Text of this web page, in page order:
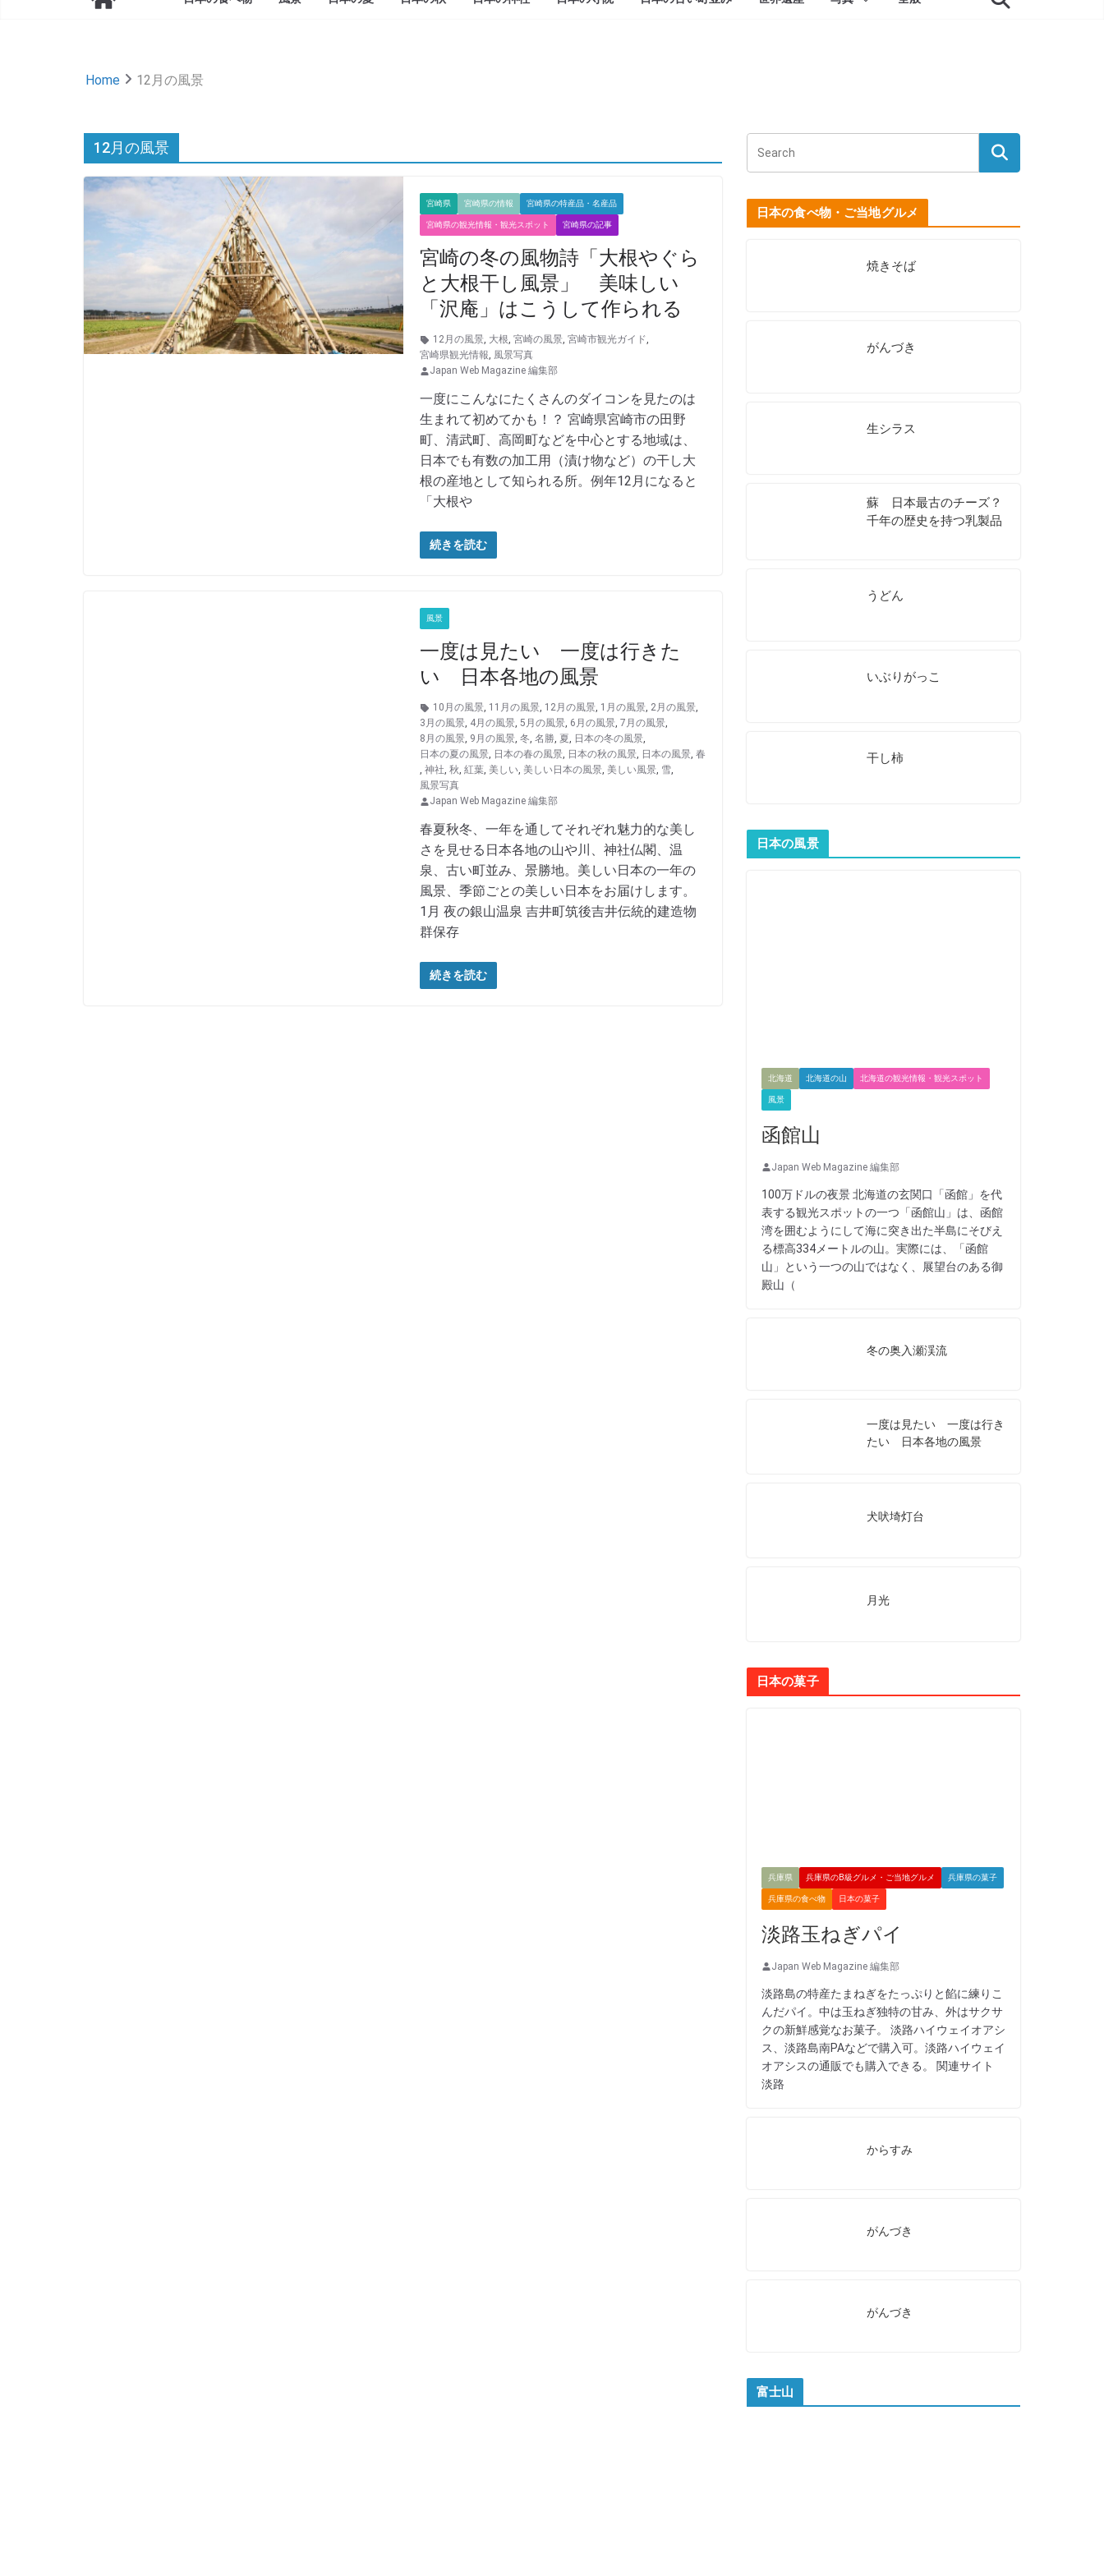
Home 12月の風景
12月の風景
宮崎県 宮崎県の情報 宮崎県の特産品・名産品
宮崎県の観光情報・観光スポット 宮崎県の記事
宮崎の冬の風物詩「大根やぐら
と大根干し風景」 美味しい
「沢庵」はこうして作られる
12月の風景, 大根, 宮崎の風景, 宮崎市観光ガイド,
宮崎県観光情報, 風景写真
Japan Web Magazine 編集部
一度にこんなにたくさんのダイコンを見たのは
生まれて初めてかも！？ 宮崎県宮崎市の田野
町、清武町、高岡町などを中心とする地域は、
日本でも有数の加工用（漬け物など）の干し大
根の産地として知られる所。例年12月になると
「大根や
続きを読む
風景
一度は見たい 一度は行きた
い 日本各地の風景
10月の風景, 11月の風景, 12月の風景, 1月の風景, 2月の風景,
3月の風景, 4月の風景, 5月の風景, 6月の風景, 7月の風景,
8月の風景, 9月の風景, 冬, 名勝, 夏, 日本の冬の風景,
日本の夏の風景, 日本の春の風景, 日本の秋の風景, 日本の風景, 春
, 神社, 秋, 紅葉, 美しい, 美しい日本の風景, 美しい風景, 雪,
風景写真
Japan Web Magazine 編集部
春夏秋冬、一年を通してそれぞれ魅力的な美し
さを見せる日本各地の山や川、神社仏閣、温
泉、古い町並み、景勝地。美しい日本の一年の
風景、季節ごとの美しい日本をお届けします。
1月 夜の銀山温泉 吉井町筑後吉井伝統的建造物
群保存
続きを読む
日本の食べ物・ご当地グルメ
焼きそば
がんづき
生シラス
蘇 日本最古のチーズ？
千年の歴史を持つ乳製品
うどん
いぶりがっこ
干し柿
日本の風景
北海道 北海道の山 北海道の観光情報・観光スポット
風景
函館山
Japan Web Magazine 編集部
100万ドルの夜景 北海道の玄関口「函館」を代
表する観光スポットの一つ「函館山」は、函館
湾を囲むようにして海に突き出た半島にそびえ
る標高334メートルの山。実際には、「函館
山」という一つの山ではなく、展望台のある御
殿山（
冬の奥入瀬渓流
一度は見たい 一度は行き
たい 日本各地の風景
犬吠埼灯台
月光
日本の菓子
兵庫県 兵庫県のB級グルメ・ご当地グルメ 兵庫県の菓子
兵庫県の食べ物 日本の菓子
淡路玉ねぎパイ
Japan Web Magazine 編集部
淡路島の特産たまねぎをたっぷりと餡に練りこ
んだパイ。中は玉ねぎ独特の甘み、外はサクサ
クの新鮮感覚なお菓子。 淡路ハイウェイオアシ
ス、淡路島南PAなどで購入可。淡路ハイウェイ
オアシスの通販でも購入できる。 関連サイト
淡路
からすみ
がんづき
がんづき
富士山